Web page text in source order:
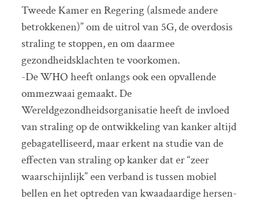
Tweede Kamer en Regering (alsmede andere
betrokkenen)” om de uitrol van 5G, de overdosis
straling te stoppen, en om daarmee
gezondheidsklachten te voorkomen.
-De WHO heeft onlangs ook een opvallende
ommezwaai gemaakt. De
Wereldgezondheidsorganisatie heeft de invloed
van straling op de ontwikkeling van kanker altijd
gebagatelliseerd, maar erkent na studie van de
effecten van straling op kanker dat er “zeer
waarschijnlijk” een verband is tussen mobiel
bellen en het optreden van kwaadaardige hersen-